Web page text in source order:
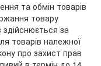
та обмін товарів
товару
за
товарів належної
про захист прав